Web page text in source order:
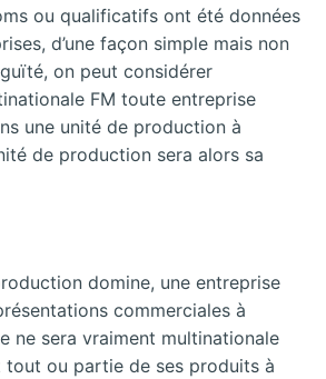
ou qualificatifs ont été données
d’une façon simple mais non
on peut considérer
FM toute entreprise
une unité de production à
de production sera alors sa
domine, une entreprise
commerciales à
ne sera vraiment multinationale
ou partie de ses produits à